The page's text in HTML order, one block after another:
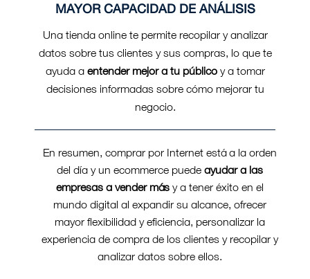
MAYOR CAPACIDAD DE ANÁLISIS
Una tienda online te permite recopilar y analizar
datos sobre tus clientes y sus compras, lo que te
ayuda a entender mejor a tu públicoy a tomar
decisiones informadas sobre cómo mejorar tu
negocio.
En resumen, comprar por Internet está a la orden
del día y un ecommerce puede ayudar a las
empresas a vender másy a tener éxito en el
mundo digital al expandir su alcance, ofrecer
mayor flexibilidad y eficiencia, personalizar la
experiencia de compra de los clientes y recopilar y
analizar datos sobre ellos.